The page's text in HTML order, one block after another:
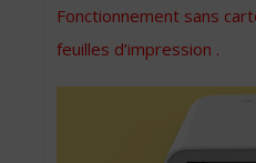
Fonctionnement sans
feuilles d’impression .